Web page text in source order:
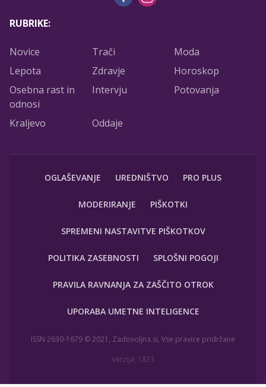
RUBRIKE:
Novice Trači
Moda
Lepota
Zdravje
Horoskop
Osebna rast in
odnosi
Intervju Potovanja
Kraljevo Oddaje
OGLAŠEVANJE UREDNIŠTVO PRO PLUS
MODERIRANJE PIŠKOTKI
SPREMENI NASTAVITVE PIŠKOTKOV
POLITIKA ZASEBNOSTI SPLOŠNI POGOJI
PRAVILA RAVNANJA ZA ZAŠČITO OTROK
UPORABA UMETNE INTELIGENCE
ISSN 2630-1679 © 2021, Zadovoljna.si, Vse pravice pridržane
Verzija: 1873